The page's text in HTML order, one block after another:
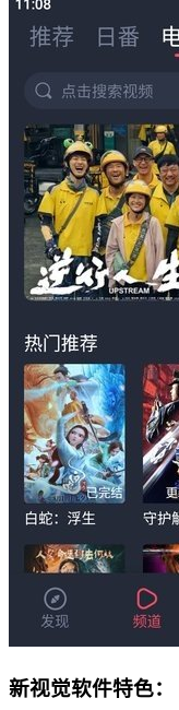
新视觉软件特色：